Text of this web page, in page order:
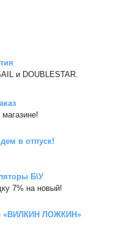
и DOUBLESTAR.
в отпуск!
Б\У
7% на новый!
«ВИЛКИН ЛОЖКИН»